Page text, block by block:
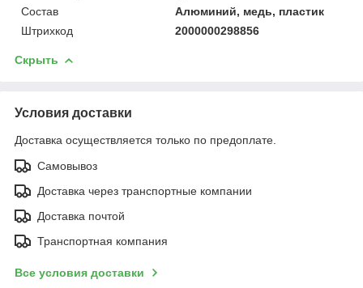
Состав
Алюминий, медь, пластик
Штрихкод
2000000298856
Скрыть
Условия доставки
Доставка осуществляется только по предоплате.
Самовывоз
Доставка через транспортные компании
Доставка почтой
Транспортная компания
Все условия доставки